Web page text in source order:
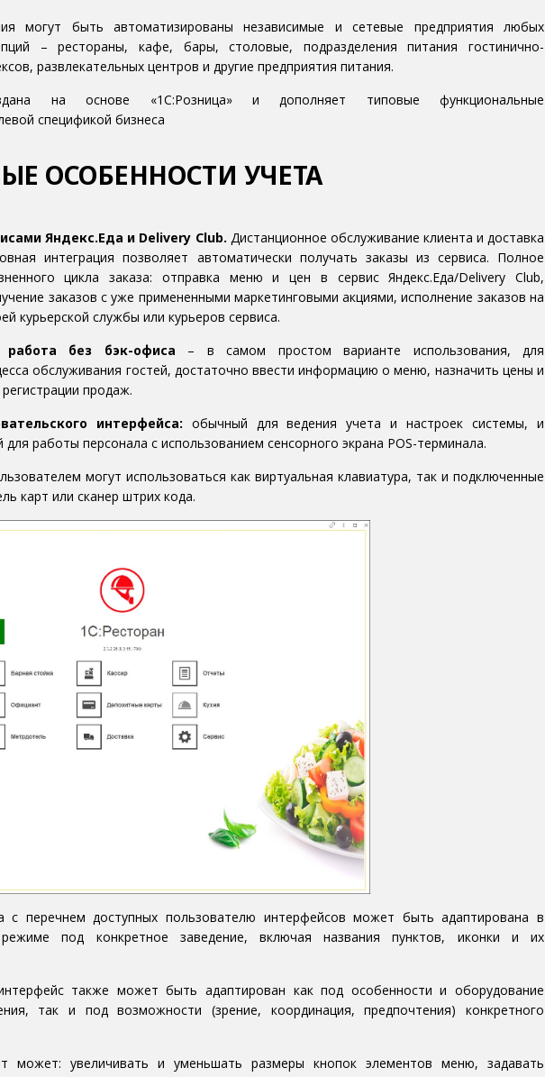
могут быть автоматизированы независимые и сетевые предприятия любых
– рестораны, кафе, бары, столовые, подразделения питания гостинично-
развлекательных центров и другие предприятия питания.
на основе «1С:Розница» и дополняет типовые функциональные
спецификой бизнеса
ОСОБЕННОСТИ УЧЕТА
Яндекс.Еда и Delivery Club. Дистанционное обслуживание клиента и доставка
интеграция позволяет автоматически получать заказы из сервиса. Полное
цикла заказа: отправка меню и цен в сервис Яндекс.Еда/Delivery Club,
заказов с уже примененными маркетинговыми акциями, исполнение заказов на
курьерской службы или курьеров сервиса.
работа без бэк-офиса – в самом простом варианте использования, для
обслуживания гостей, достаточно ввести информацию о меню, назначить цены и
продаж.
интерфейса: обычный для ведения учета и настроек системы, и
для работы персонала с использованием сенсорного экрана POS-терминала.
могут использоваться как виртуальная клавиатура, так и подключенные
карт или сканер штрих кода.
с перечнем доступных пользователю интерфейсов может быть адаптирована в
режиме под конкретное заведение, включая названия пунктов, иконки и их
также может быть адаптирован как под особенности и оборудование
так и под возможности (зрение, координация, предпочтения) конкретного
может: увеличивать и уменьшать размеры кнопок элементов меню, задавать